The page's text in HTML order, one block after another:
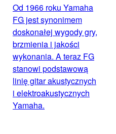
Od 1966 roku Yamaha
FG jest synonimem
doskonałej wygody gry,
brzmienia i jakości
wykonania. A teraz FG
stanowi podstawową
linię gitar akustycznych
i elektroakustycznych
Yamaha.